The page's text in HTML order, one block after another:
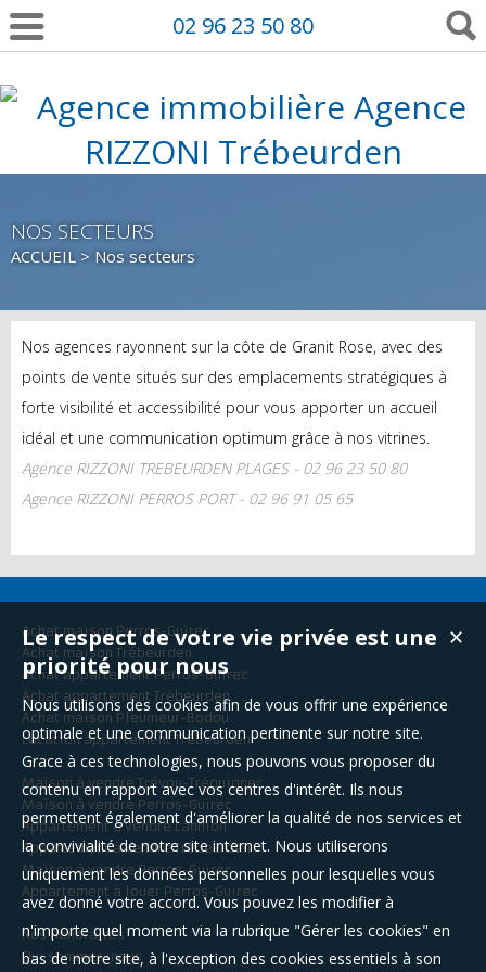
02 96 23 50 80
NOS SECTEURS
ACCUEIL > Nos secteurs
Nos agences rayonnent sur la côte de Granit Rose, avec des
points de vente situés sur des emplacements stratégiques à
forte visibilité et accessibilité pour vous apporter un accueil
idéal et une communication optimum grâce à nos vitrines.
Agence RIZZONI TREBEURDEN PLAGES - 02 96 23 50 80
Agence RIZZONI PERROS PORT - 02 96 91 05 65
Achat maison Perros-Guirec
Achat maison Trébeurden
Achat appartement Perros-Guirec
Achat appartement Trébeurden
Achat maison Pleumeur-Bodou
Location appartement Trébeurden
Maison à vendre Trévou-Tréguignec
Maison à vendre Perros-Guirec
Appartement à vendre Lannion
Appartement à vendre Trébeurden
Maison à vendre Perros-Guirec
Appartement à louer Perros-Guirec
Nos Honoraires
Qui sommes-nous
✕
Le respect de votre vie privée est une
priorité pour nous
Nous utilisons des cookies afin de vous offrir une expérience
optimale et une communication pertinente sur notre site.
Grace à ces technologies, nous pouvons vous proposer du
contenu en rapport avec vos centres d'intérêt. Ils nous
permettent également d'améliorer la qualité de nos services et
la convivialité de notre site internet. Nous utiliserons
uniquement les données personnelles pour lesquelles vous
avez donné votre accord. Vous pouvez les modifier à
n'importe quel moment via la rubrique "Gérer les cookies" en
bas de notre site, à l'exception des cookies essentiels à son